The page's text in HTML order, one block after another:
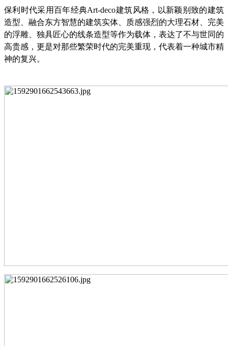
保利时代采用百年经典Art-deco建筑风格，以新颖别致的建筑
造型、融合东方智慧的建筑实体、质感强烈的大理石材、完美
的浮雕、独具匠心的线条造型等作为载体，表达了不与世同的
高贵感，更是对那些繁荣时代的完美重现，代表着一种城市精
神的复兴。